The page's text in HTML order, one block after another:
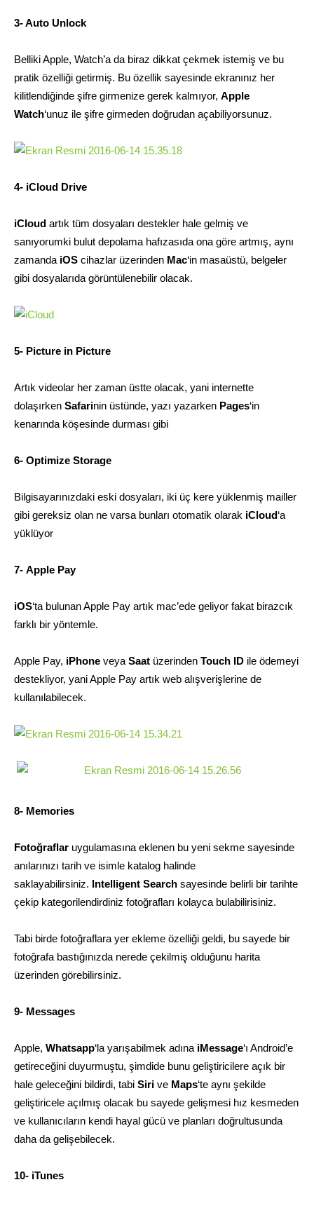
3- Auto Unlock
Belliki Apple, Watch’a da biraz dikkat çekmek istemiş ve bu
pratik özelliği getirmiş. Bu özellik sayesinde ekranınız her
kilitlendiğinde şifre girmenize gerek kalmıyor, Apple
Watch‘unuz ile şifre girmeden doğrudan açabiliyorsunuz.
4- iCloud Drive
iCloud artık tüm dosyaları destekler hale gelmiş ve
sanıyorumki bulut depolama hafızasıda ona göre artmış, aynı
zamanda iOS cihazlar üzerinden Mac‘in masaüstü, belgeler
gibi dosyalarıda görüntülenebilir olacak.
5- Picture in Picture
Artık videolar her zaman üstte olacak, yani internette
dolaşırken Safarinin üstünde, yazı yazarken Pages‘in
kenarında köşesinde durması gibi
6- Optimize Storage
Bilgisayarınızdaki eski dosyaları, iki üç kere yüklenmiş mailler
gibi gereksiz olan ne varsa bunları otomatik olarak iCloud‘a
yüklüyor
7- Apple Pay
iOS‘ta bulunan Apple Pay artık mac’ede geliyor fakat birazcık
farklı bir yöntemle.
Apple Pay, iPhone veya Saat üzerinden Touch ID ile ödemeyi
destekliyor, yani Apple Pay artık web alışverişlerine de
kullanılabilecek.
8- Memories
Fotoğraflar uygulamasına eklenen bu yeni sekme sayesinde
anılarınızı tarih ve isimle katalog halinde
saklayabilirsiniz. Intelligent Search sayesinde belirli bir tarihte
çekip kategorilendirdiniz fotoğrafları kolayca bulabilirisiniz.
Tabi birde fotoğraflara yer ekleme özelliği geldi, bu sayede bir
fotoğrafa bastığınızda nerede çekilmiş olduğunu harita
üzerinden görebilirsiniz.
9- Messages
Apple, Whatsapp‘la yarışabilmek adına iMessage‘ı Android’e
getireceğini duyurmuştu, şimdide bunu geliştiricilere açık bir
hale geleceğini bildirdi, tabi Siri ve Maps‘te aynı şekilde
geliştiricele açılmış olacak bu sayede gelişmesi hız kesmeden
ve kullanıcıların kendi hayal gücü ve planları doğrultusunda
daha da gelişebilecek.
10- iTunes